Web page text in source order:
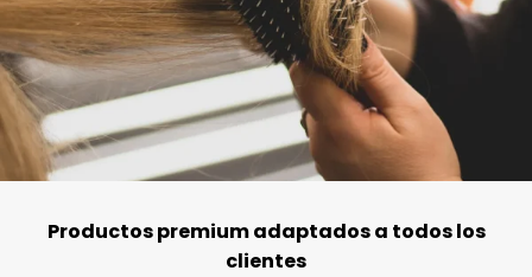
Productos premium adaptados a todos los
clientes